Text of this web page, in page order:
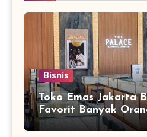
Bisnis
Toko Emas Jakarta
Favorit Banyak